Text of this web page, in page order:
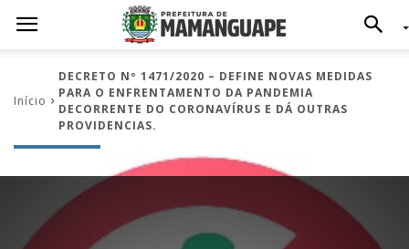
Início
DECRETO Nº 1471/2020 – DEFINE NOVAS MEDIDAS
PARA O ENFRENTAMENTO DA PANDEMIA
DECORRENTE DO CORONAVÍRUS E DÁ OUTRAS
PROVIDENCIAS.